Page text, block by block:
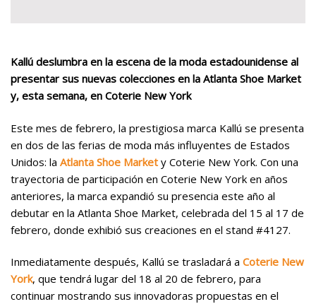
Kallú deslumbra en la escena de la moda estadounidense al
presentar sus nuevas colecciones en la Atlanta Shoe Market
y, esta semana, en Coterie New York
Este mes de febrero, la prestigiosa marca Kallú se presenta
en dos de las ferias de moda más influyentes de Estados
Unidos: la Atlanta Shoe Market y Coterie New York. Con una
trayectoria de participación en Coterie New York en años
anteriores, la marca expandió su presencia este año al
debutar en la Atlanta Shoe Market, celebrada del 15 al 17 de
febrero, donde exhibió sus creaciones en el stand #4127.
Inmediatamente después, Kallú se trasladará a Coterie New
York, que tendrá lugar del 18 al 20 de febrero, para
continuar mostrando sus innovadoras propuestas en el